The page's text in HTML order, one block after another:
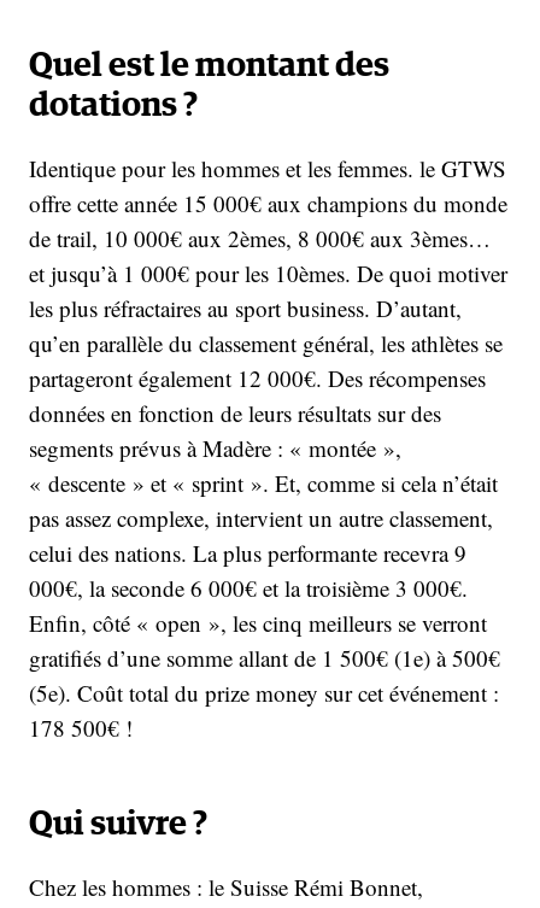
Quel est le montant des
dotations ?
Identique pour les hommes et les femmes. le GTWS
offre cette année 15 000€ aux champions du monde
de trail, 10 000€ aux 2èmes, 8 000€ aux 3èmes…
et jusqu’à 1 000€ pour les 10èmes. De quoi motiver
les plus réfractaires au sport business. D’autant,
qu’en parallèle du classement général, les athlètes se
partageront également 12 000€. Des récompenses
données en fonction de leurs résultats sur des
segments prévus à Madère : « montée »,
« descente » et « sprint ». Et, comme si cela n’était
pas assez complexe, intervient un autre classement,
celui des nations. La plus performante recevra 9
000€, la seconde 6 000€ et la troisième 3 000€.
Enfin, côté « open », les cinq meilleurs se verront
gratifiés d’une somme allant de 1 500€ (1e) à 500€
(5e). Coût total du prize money sur cet événement :
178 500€ !
Qui suivre ?
Chez les hommes : le Suisse Rémi Bonnet,